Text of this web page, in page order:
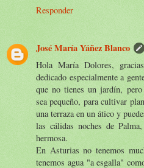
Responder
José María Yáñez Blanco
Hola María Dolores,
dedicado especialmente a
que no tienes un jardín, pero
sea pequeño, para cultivar
una terraza en un ático y
las cálidas noches de
hermosa.
En Asturias no tenemos
tenemos agua "a esgalla"